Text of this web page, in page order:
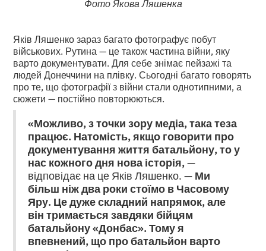
Фото Якова Ляшенка
Яків Ляшенко зараз багато фотографує побут
військових. Рутина — це також частина війни, яку
варто документувати. Для себе знімає пейзажі та
людей Донеччини на плівку. Сьогодні багато говорять
про те, що фотографії з війни стали однотипними, а
сюжети — постійно повторюються.
«Можливо, з точки зору медіа, така теза
працює. Натомість, якщо говорити про
документування життя батальйону, то у
нас кожного дня нова історія,—
відповідає на це Яків Ляшенко. —Ми
більш ніж два роки стоїмо в Часовому
Яру. Це дуже складний напрямок, але
він тримається завдяки бійцям
батальйону «Донбас». Тому я
впевнений, що про батальйон варто